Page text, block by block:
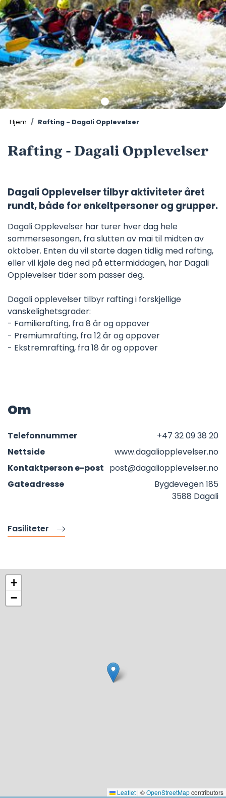
Hjem Rafting - Dagali Opplevelser
Rafting - Dagali Opplevelser
Dagali Opplevelser tilbyr aktiviteter året
rundt, både for enkeltpersoner og grupper.
Dagali Opplevelser har turer hver dag hele
sommersesongen, fra slutten av mai til midten av
oktober. Enten du vil starte dagen tidlig med rafting,
eller vil kjøle deg ned på ettermiddagen, har Dagali
Opplevelser tider som passer deg.
Dagali opplevelser tilbyr rafting i forskjellige
vanskelighetsgrader:
- Familierafting, fra 8 år og oppover
- Premiumrafting, fra 12 år og oppover
- Ekstremrafting, fra 18 år og oppover
Om
Telefonnummer
+47 32 09 38 20
Nettside
www.dagaliopplevelser.no
Kontaktperson e-post post@dagaliopplevelser.no
Gateadresse
Bygdevegen 185
3588 Dagali
Fasiliteter
+
−
Leaflet | ©OpenStreetMapcontributors